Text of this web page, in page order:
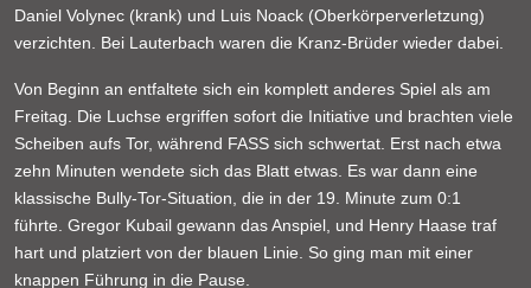
Daniel Volynec (krank) und Luis Noack (Oberkörperverletzung)
verzichten. Bei Lauterbach waren die Kranz-Brüder wieder dabei.
Von Beginn an entfaltete sich ein komplett anderes Spiel als am
Freitag. Die Luchse ergriffen sofort die Initiative und brachten viele
Scheiben aufs Tor, während FASS sich schwertat. Erst nach etwa
zehn Minuten wendete sich das Blatt etwas. Es war dann eine
klassische Bully-Tor-Situation, die in der 19. Minute zum 0:1
führte. Gregor Kubail gewann das Anspiel, und Henry Haase traf
hart und platziert von der blauen Linie. So ging man mit einer
knappen Führung in die Pause.